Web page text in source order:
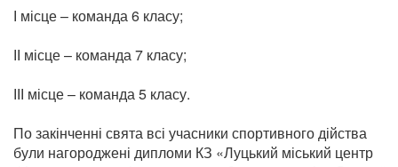
І місце – команда 6 класу;
ІІ місце – команда 7 класу;
ІІІ місце – команда 5 класу.
По закінченні свята всі учасники спортивного дійства
були нагороджені дипломи КЗ «Луцький міський центр